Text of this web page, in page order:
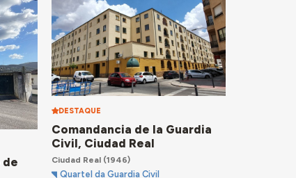
de
DESTAQUE
Comandancia de la Guardia
Civil, Ciudad Real
Ciudad Real(1946)
Quartel da Guardia Civil